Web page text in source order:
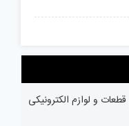
قطعات و لوازم الکترونیکی